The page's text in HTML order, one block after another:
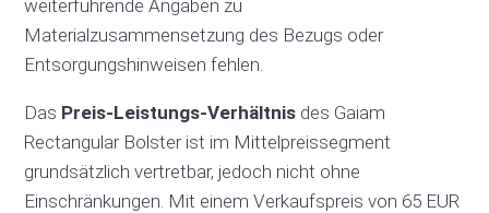
weiterführende Angaben zu
Materialzusammensetzung des Bezugs oder
Entsorgungshinweisen fehlen.
Das Preis-Leistungs-Verhältnis des Gaiam
Rectangular Bolster ist im Mittelpreissegment
grundsätzlich vertretbar, jedoch nicht ohne
Einschränkungen. Mit einem Verkaufspreis von 65 EUR